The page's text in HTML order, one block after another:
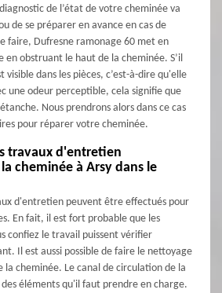
de l’état de votre cheminée va
de se préparer en avance en cas de
faire, Dufresne ramonage 60 met en
obstruant le haut de la cheminée. S’il
visible dans les pièces, c’est-à-dire qu'elle
une odeur perceptible, cela signifie que
Nous prendrons alors dans ce cas
pour réparer votre cheminée.
travaux d'entretien
cheminée à Arsy dans le
d'entretien peuvent être effectués pour
En fait, il est fort probable que les
confiez le travail puissent vérifier
Il est aussi possible de faire le nettoyage
cheminée. Le canal de circulation de la
éléments qu'il faut prendre en charge.